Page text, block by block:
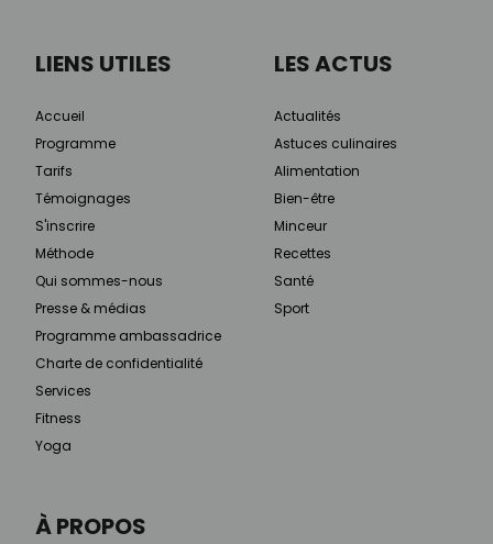
À PROPOS
LIENS UTILES
Accueil
Programme
Tarifs
Témoignages
S'inscrire
Méthode
Qui sommes-nous
Presse & médias
Programme ambassadrice
Charte de confidentialité
Services
Fitness
Yoga
LES ACTUS
Actualités
Astuces culinaires
Alimentation
Bien-être
Minceur
Recettes
Santé
Sport